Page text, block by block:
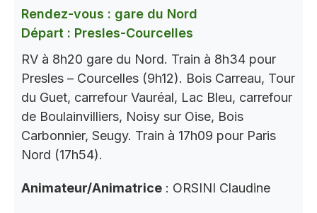
Rendez-vous : gare du Nord
Départ : Presles-Courcelles
RV à 8h20 gare du Nord. Train à 8h34 pour
Presles – Courcelles (9h12). Bois Carreau, Tour
du Guet, carrefour Vauréal, Lac Bleu, carrefour
de Boulainvilliers, Noisy sur Oise, Bois
Carbonnier, Seugy. Train à 17h09 pour Paris
Nord (17h54).
Animateur/Animatrice : ORSINI Claudine